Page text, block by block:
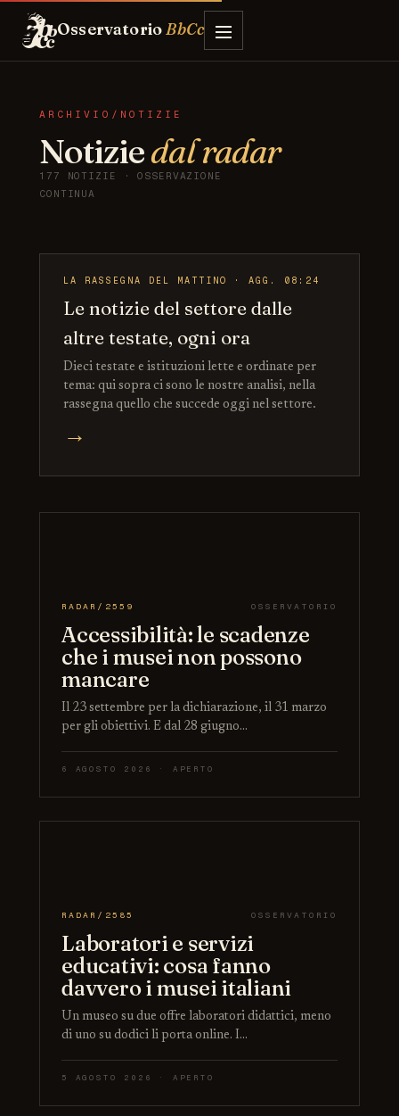
OsservatorioBbCc
ARCHIVIO/NOTIZIE
Notiziedal radar
177 NOTIZIE · OSSERVAZIONE
CONTINUA
LA RASSEGNA DEL MATTINO · AGG. 08:24
Le notizie del settore dalle
altre testate, ogni ora
Dieci testate e istituzioni lette e ordinate per
tema: qui sopra ci sono le nostre analisi, nella
rassegna quello che succede oggi nel settore.
→
RADAR/2559 OSSERVATORIO
Accessibilità: le scadenze
che i musei non possono
mancare
Il 23 settembre per la dichiarazione, il 31 marzo
per gli obiettivi. E dal 28 giugno…
6 AGOSTO 2026 · APERTO
RADAR/2585 OSSERVATORIO
Laboratori e servizi
educativi: cosa fanno
davvero i musei italiani
Un museo su due offre laboratori didattici, meno
di uno su dodici li porta online. I…
5 AGOSTO 2026 · APERTO